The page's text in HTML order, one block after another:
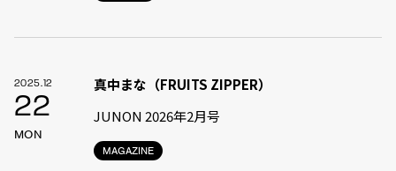
2025.12
22
MON
MAGAZINE
真中まな（FRUITS ZIPPER）
JUNON 2026年2月号